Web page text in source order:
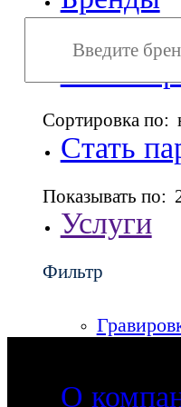
Стать
Услуги
О
Сортировка по:
Показывать по:
Фильтр